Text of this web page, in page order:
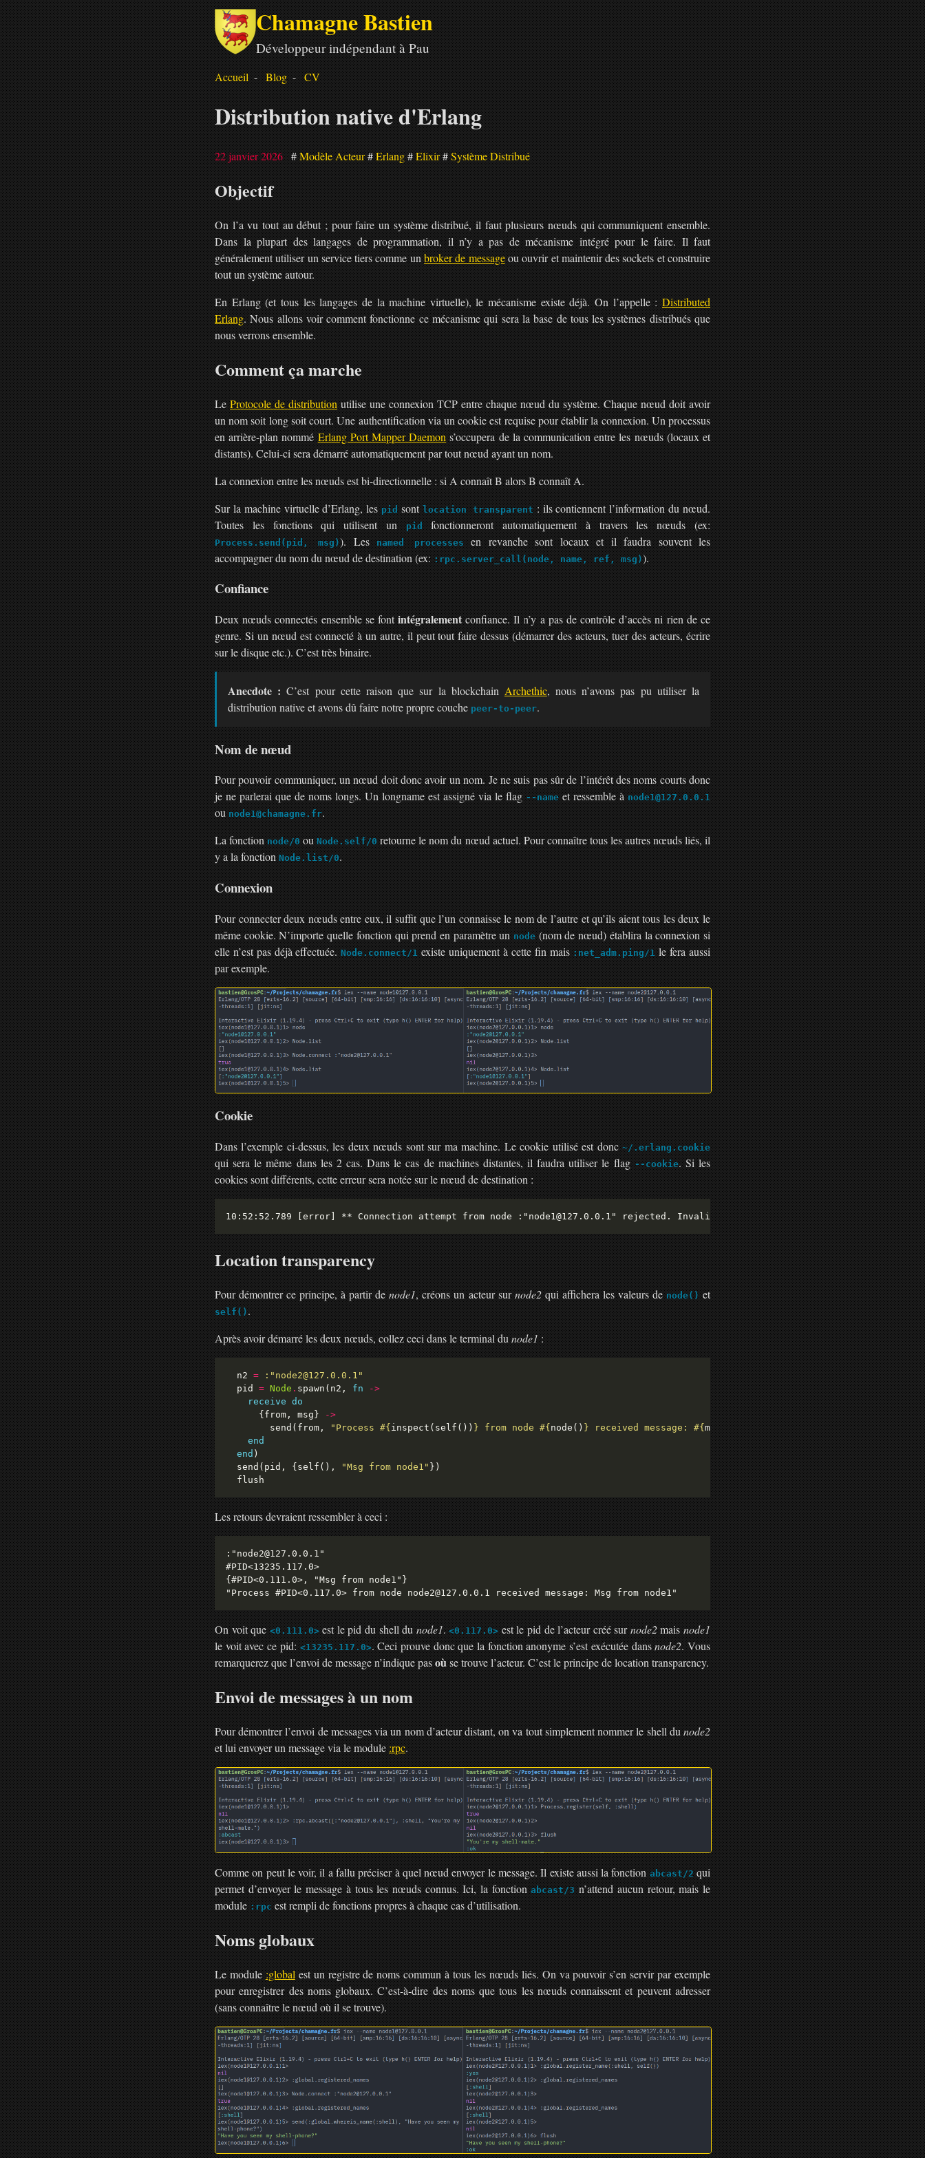
Chamagne Bastien
Développeur indépendant à Pau
Accueil Blog CV
Distribution native d'Erlang
22 janvier 2026 Modèle Acteur Erlang Elixir Système Distribué
Objectif
On l’a vu tout au début ; pour faire un système distribué, il faut plusieurs nœuds qui communiquent ensemble.
Dans la plupart des langages de programmation, il n’y a pas de mécanisme intégré pour le faire. Il faut
généralement utiliser un service tiers comme unbroker de messageou ouvrir et maintenir des sockets et construire
tout un système autour.
En Erlang (et tous les langages de la machine virtuelle), le mécanisme existe déjà. On l’appelle :Distributed
Erlang. Nous allons voir comment fonctionne ce mécanisme qui sera la base de tous les systèmes distribués que
nous verrons ensemble.
Comment ça marche
LeProtocole de distributionutilise une connexion TCP entre chaque nœud du système. Chaque nœud doit avoir
un nom soit long soit court. Une authentification via un cookie est requise pour établir la connexion. Un processus
en arrière-plan nomméErlang Port Mapper Daemons’occupera de la communication entre les nœuds (locaux et
distants). Celui-ci sera démarré automatiquement par tout nœud ayant un nom.
La connexion entre les nœuds est bi-directionnelle : si A connaît B alors B connaît A.
Sur la machine virtuelle d’Erlang, lespidsontlocation transparent: ils contiennent l’information du nœud.
Toutes les fonctions qui utilisent unpidfonctionneront automatiquement à travers les nœuds (ex:
Process.send(pid, msg)). Lesnamed processesen revanche sont locaux et il faudra souvent les
accompagner du nom du nœud de destination (ex::rpc.server_call(node, name, ref, msg)).
Confiance
Deux nœuds connectés ensemble se fontintégralementconfiance. Il n’y a pas de contrôle d’accès ni rien de ce
genre. Si un nœud est connecté à un autre, il peut tout faire dessus (démarrer des acteurs, tuer des acteurs, écrire
sur le disque etc.). C’est très binaire.
Anecdote : C’est pour cette raison que sur la blockchain Archethic, nous n’avons pas pu utiliser la
distribution native et avons dû faire notre propre couche peer-to-peer.
Nom de nœud
Pour pouvoir communiquer, un nœud doit donc avoir un nom. Je ne suis pas sûr de l’intérêt des noms courts donc
je ne parlerai que de noms longs. Un longname est assigné via le flag--nameet ressemble ànode1@127.0.0.1
ounode1@chamagne.fr.
La fonctionnode/0ouNode.self/0retourne le nom du nœud actuel. Pour connaître tous les autres nœuds liés, il
y a la fonctionNode.list/0.
Connexion
Pour connecter deux nœuds entre eux, il suffit que l’un connaisse le nom de l’autre et qu’ils aient tous les deux le
même cookie. N’importe quelle fonction qui prend en paramètre unnode(nom de nœud) établira la connexion si
elle n’est pas déjà effectuée.Node.connect/1existe uniquement à cette fin mais:net_adm.ping/1le fera aussi
par exemple.
Cookie
Dans l’exemple ci-dessus, les deux nœuds sont sur ma machine. Le cookie utilisé est donc~/.erlang.cookie
qui sera le même dans les 2 cas. Dans le cas de machines distantes, il faudra utiliser le flag--cookie. Si les
cookies sont différents, cette erreur sera notée sur le nœud de destination :
Location transparency
Pour démontrer ce principe, à partir denode1, créons un acteur surnode2qui affichera les valeurs denode()et
self().
Après avoir démarré les deux nœuds, collez ceci dans le terminal dunode1:
  n2
=
:"node2@127.0.0.1"
  pid
= Node . spawn(n2, fn
->
receive do
      {from, msg}
->
        send(from,
"Process #{ inspect(self()) } from node #{ node() } received message: #{ msg}"
end
end
  send(pid, {self(),
"Msg from node1"
Les retours devraient ressembler à ceci :
:"node2@127.0.0.1"
#PID<13235.117.0>
{#PID<0.111.0>, "Msg from node1"}
On voit que<0.111.0>est le pid du shell dunode1.<0.117.0>est le pid de l’acteur créé surnode2maisnode1
le voit avec ce pid:<13235.117.0>. Ceci prouve donc que la fonction anonyme s’est exécutée dansnode2. Vous
remarquerez que l’envoi de message n’indique pasoùse trouve l’acteur. C’est le principe de location transparency.
Envoi de messages à un nom
Pour démontrer l’envoi de messages via un nom d’acteur distant, on va tout simplement nommer le shell dunode2
et lui envoyer un message via le module:rpc.
Comme on peut le voir, il a fallu préciser à quel nœud envoyer le message. Il existe aussi la fonctionabcast/2qui
permet d’envoyer le message à tous les nœuds connus. Ici, la fonctionabcast/3n’attend aucun retour, mais le
module:rpcest rempli de fonctions propres à chaque cas d’utilisation.
Noms globaux
Le module:globalest un registre de noms commun à tous les nœuds liés. On va pouvoir s’en servir par exemple
pour enregistrer des noms globaux. C’est-à-dire des noms que tous les nœuds connaissent et peuvent adresser
(sans connaître le nœud où il se trouve).